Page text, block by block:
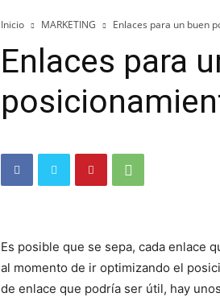
Webs
Inicio MARKETING Enlaces para un buen
Enlaces para
Es posible que se sepa, cada enlace
al momento de ir optimizando el
de enlace que podría ser útil, hay